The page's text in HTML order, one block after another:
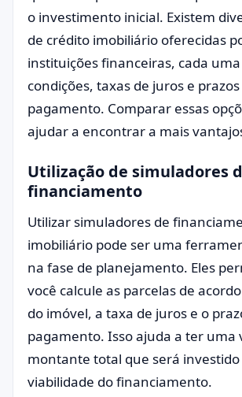
o investimento inicial. Existem
de crédito imobiliário oferecidas
instituições financeiras, cada
condições, taxas de juros e
pagamento. Comparar essas
ajudar a encontrar a mais
Utilização de simuladores
financiamento
Utilizar simuladores de
imobiliário pode ser uma
na fase de planejamento. Eles
você calcule as parcelas de
do imóvel, a taxa de juros e o
pagamento. Isso ajuda a ter uma
montante total que será investido
viabilidade do financiamento.